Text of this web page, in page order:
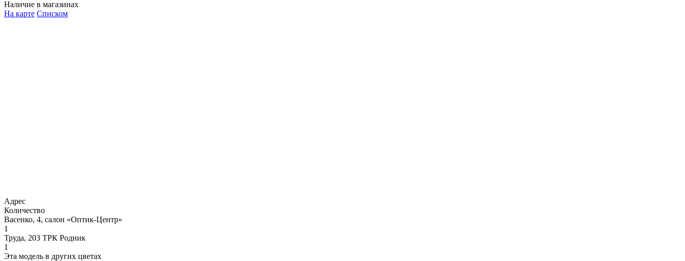
Наличие в магазинах
На карте Списком
Адрес
Количество
Васенко, 4, салон «Оптик-Центр»
1
Труда, 203 ТРК Родник
1
Эта модель в других цветах